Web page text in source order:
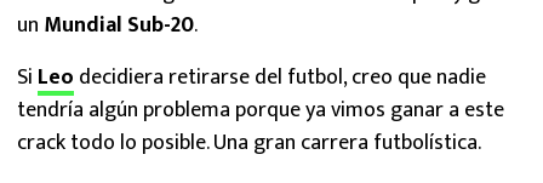
un Mundial Sub-20.
Si Leo decidiera retirarse del futbol, creo que nadie
tendría algún problema porque ya vimos ganar a este
crack todo lo posible. Una gran carrera futbolística.